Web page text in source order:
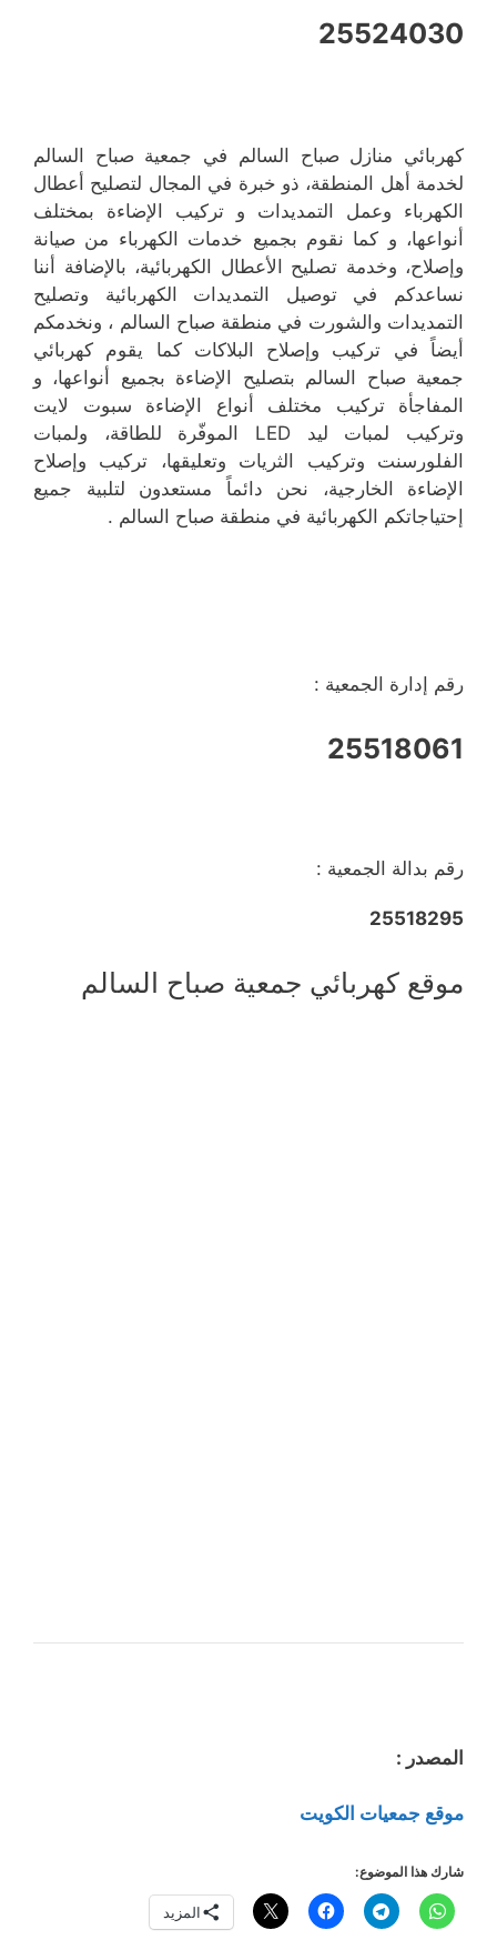
25524030
كهربائي منازل صباح السالم في جمعية صباح السالم
لخدمة أهل المنطقة، ذو خبرة في المجال لتصليح أعطال
الكهرباء وعمل التمديدات و تركيب الإضاءة بمختلف
أنواعها، و كما نقوم بجميع خدمات الكهرباء من صيانة
وإصلاح، وخدمة تصليح الأعطال الكهربائية، بالإضافة أننا
نساعدكم في توصيل التمديدات الكهربائية وتصليح
التمديدات والشورت في منطقة صباح السالم ، ونخدمكم
أيضاً في تركيب وإصلاح البلاكات كما يقوم كهربائي
جمعية صباح السالم بتصليح الإضاءة بجميع أنواعها، و
المفاجأة تركيب مختلف أنواع الإضاءة سبوت لايت
وتركيب لمبات ليد LED الموفّرة للطاقة، ولمبات
الفلورسنت وتركيب الثريات وتعليقها، تركيب وإصلاح
الإضاءة الخارجية، نحن دائماً مستعدون لتلبية جميع
إحتياجاتكم الكهربائية في منطقة صباح السالم .
رقم إدارة الجمعية :
25518061
رقم بدالة الجمعية :
25518295
موقع كهربائي جمعية صباح السالم
المصدر :
موقع جمعيات الكويت
شارك هذا الموضوع:
المزيد